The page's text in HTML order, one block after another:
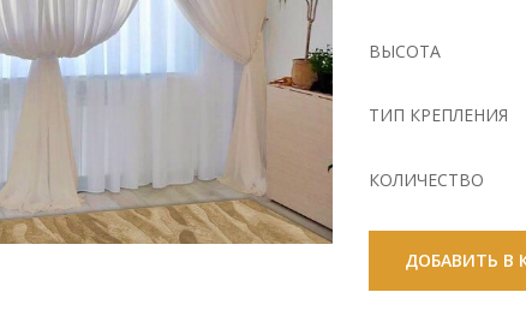
ВЫСОТА
ТИП КРЕПЛЕНИЯ
КОЛИЧЕСТВО
ДОБАВИТЬ В